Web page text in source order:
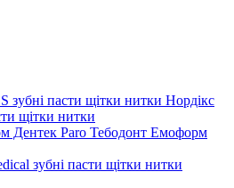
Нордікс
щітки нитки
Тебодонт Емоформ